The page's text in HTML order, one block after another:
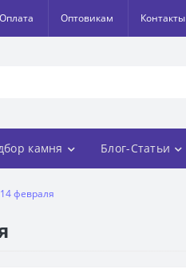
Оптовикам Контакты
камня Блог-Статьи
февраля